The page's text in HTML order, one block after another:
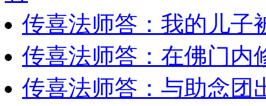
传喜法师答：我的儿子
传喜法师答：在佛门内
传喜法师答：与助念团